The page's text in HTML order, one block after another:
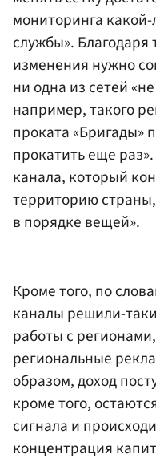
мониторинга
службы».
изменения нужно
ни одна из сетей
например, такого
проката «Бригады»
прокатить еще
канала, который
территорию
в порядке вещей».
Кроме того, по
каналы решили-
работы с
региональные
образом, доход
кроме того,
сигнала и
концентрация